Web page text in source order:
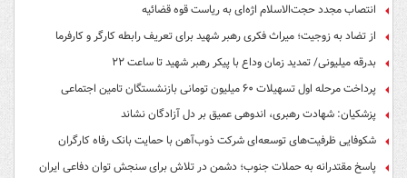
انتصاب مجدد حجت‌الاسلام اژه‌ای به ریاست قوه‌ قضائیه
از تضاد به زوجیت؛ میراث فکری رهبر شهید برای تعریف رابطه کارگر و کارفرما
بدرقه میلیونی/ تمدید زمان وداع با پیکر رهبر شهید تا ساعت ۲۲
پرداخت مرحله اول تسهیلات ۶۰ میلیون تومانی بازنشستگان تامین اجتماعی
پزشکیان: شهادت رهبری، اندوهی عمیق بر دل آزادگان نشاند
شکوفایی ظرفیت‌های توسعه‌ای شرکت ذوب‌آهن با حمایت‌ بانک رفاه کارگران
پاسخ مقتدرانه به حملات جنوب؛ دشمن در تلاش برای سنجش توان دفاعی ایران